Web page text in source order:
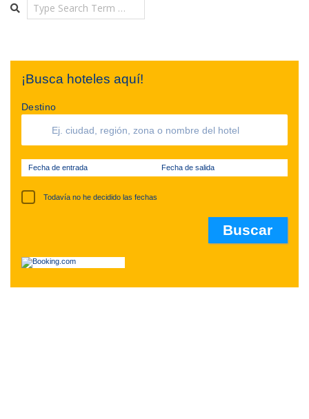
¡Busca hoteles aquí!
Destino
Fecha de entrada Fecha de salida
Todavía no he decidido las fechas